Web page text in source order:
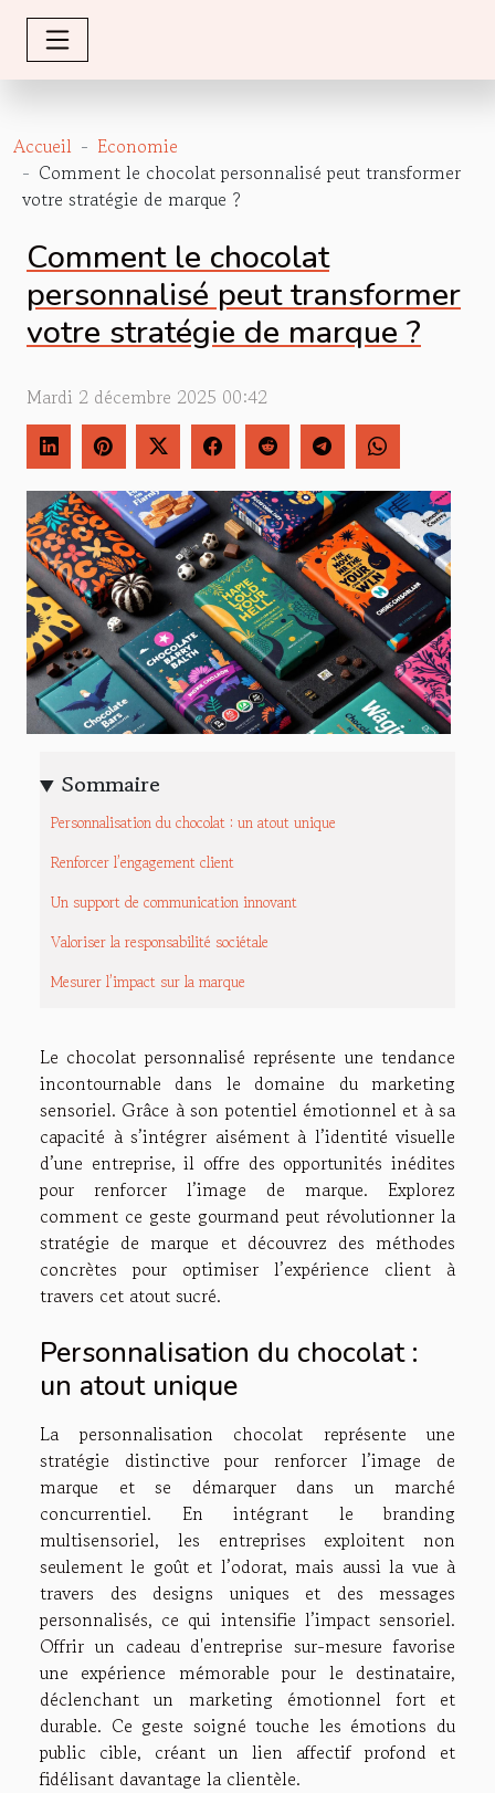
Accueil
Economie
Comment le chocolat personnalisé peut transformer
votre stratégie de marque ?
Comment le chocolat
personnalisé peut transformer
votre stratégie de marque ?
Mardi 2 décembre 2025 00:42
Sommaire
Personnalisation du chocolat : un atout unique
Renforcer l’engagement client
Un support de communication innovant
Valoriser la responsabilité sociétale
Mesurer l’impact sur la marque
Le chocolat personnalisé représente une tendance
incontournable dans le domaine du marketing
sensoriel. Grâce à son potentiel émotionnel et à sa
capacité à s’intégrer aisément à l’identité visuelle
d’une entreprise, il offre des opportunités inédites
pour renforcer l’image de marque. Explorez
comment ce geste gourmand peut révolutionner la
stratégie de marque et découvrez des méthodes
concrètes pour optimiser l’expérience client à
travers cet atout sucré.
Personnalisation du chocolat :
un atout unique
La personnalisation chocolat représente une
stratégie distinctive pour renforcer l’image de
marque et se démarquer dans un marché
concurrentiel. En intégrant le branding
multisensoriel, les entreprises exploitent non
seulement le goût et l’odorat, mais aussi la vue à
travers des designs uniques et des messages
personnalisés, ce qui intensifie l’impact sensoriel.
Offrir un cadeau d'entreprise sur-mesure favorise
une expérience mémorable pour le destinataire,
déclenchant un marketing émotionnel fort et
durable. Ce geste soigné touche les émotions du
public cible, créant un lien affectif profond et
fidélisant davantage la clientèle.